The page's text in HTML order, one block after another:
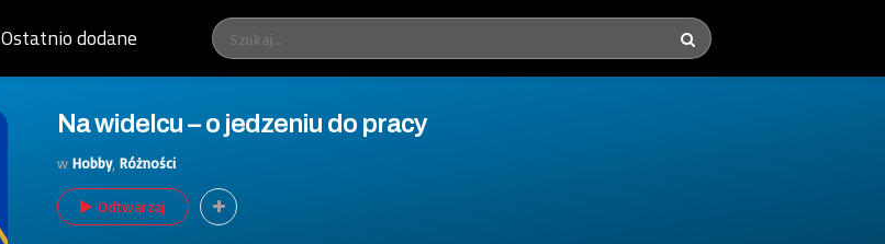
Ostatnio dodane
Na widelcu – o jedzeniu do pracy
w Hobby, Różności
Odtwarzaj